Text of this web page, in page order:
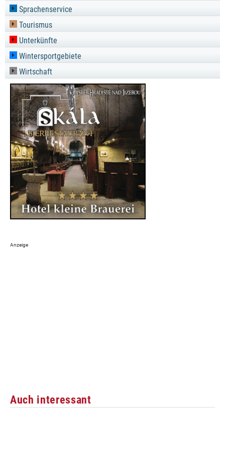
Sprachenservice
Tourismus
Unterkünfte
Wintersportgebiete
Wirtschaft
Auch interessant